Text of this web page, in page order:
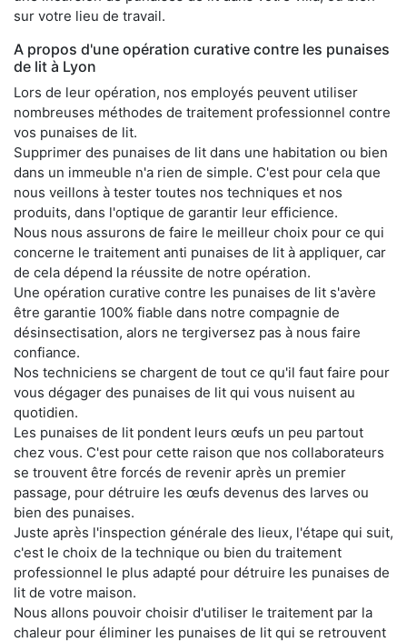
sur votre lieu de travail.
A propos d'une opération curative contre les punaises
de lit à Lyon
Lors de leur opération, nos employés peuvent utiliser
nombreuses méthodes de traitement professionnel contre
vos punaises de lit.
Supprimer des punaises de lit dans une habitation ou bien
dans un immeuble n'a rien de simple. C'est pour cela que
nous veillons à tester toutes nos techniques et nos
produits, dans l'optique de garantir leur efficience.
Nous nous assurons de faire le meilleur choix pour ce qui
concerne le traitement anti punaises de lit à appliquer, car
de cela dépend la réussite de notre opération.
Une opération curative contre les punaises de lit s'avère
être garantie 100% fiable dans notre compagnie de
désinsectisation, alors ne tergiversez pas à nous faire
confiance.
Nos techniciens se chargent de tout ce qu'il faut faire pour
vous dégager des punaises de lit qui vous nuisent au
quotidien.
Les punaises de lit pondent leurs œufs un peu partout
chez vous. C'est pour cette raison que nos collaborateurs
se trouvent être forcés de revenir après un premier
passage, pour détruire les œufs devenus des larves ou
bien des punaises.
Juste après l'inspection générale des lieux, l'étape qui suit,
c'est le choix de la technique ou bien du traitement
professionnel le plus adapté pour détruire les punaises de
lit de votre maison.
Nous allons pouvoir choisir d'utiliser le traitement par la
chaleur pour éliminer les punaises de lit qui se retrouvent